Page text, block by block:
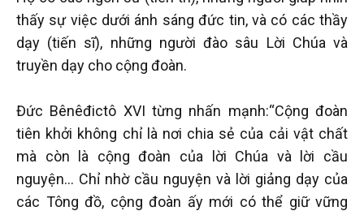
thấy sự việc dưới ánh sáng đức tin, và có các thầy
dạy (tiến sĩ), những người đào sâu Lời Chúa và
truyền dạy cho cộng đoàn.
Đức Bênêđictô XVI từng nhấn mạnh:“Cộng đoàn
tiên khởi không chỉ là nơi chia sẻ của cải vật chất
mà còn là cộng đoàn của lời Chúa và lời cầu
nguyện... Chỉ nhờ cầu nguyện và lời giảng dạy của
các Tông đồ, cộng đoàn ấy mới có thể giữ vững